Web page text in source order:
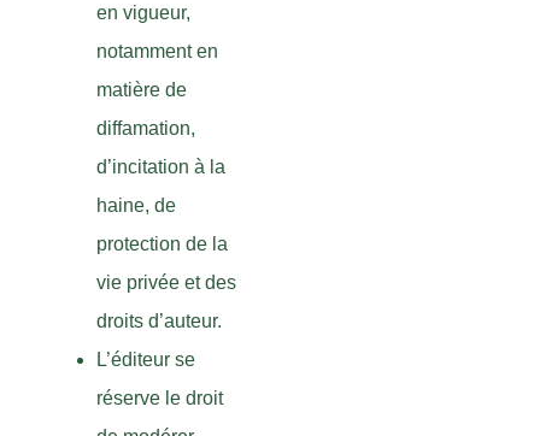
en vigueur,
notamment en
matière de
diffamation,
d’incitation à la
haine, de
protection de la
vie privée et des
droits d’auteur.
L’éditeur se
réserve le droit